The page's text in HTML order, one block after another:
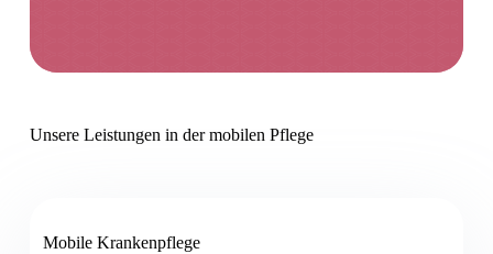
Unsere Leistungen in der mobilen Pflege
Mobile Krankenpflege